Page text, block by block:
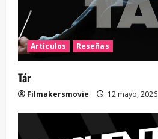
Artículos Reseñas
Tár
Filmakersmovie 12 mayo, 2026